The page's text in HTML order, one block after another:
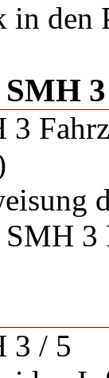
in den
3
3
SMH 3
3 / 5